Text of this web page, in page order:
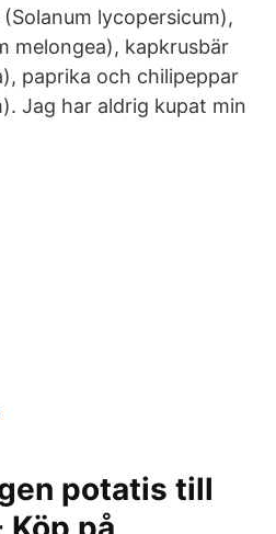
lycopersicum),
melongea), kapkrusbär
paprika och chilipeppar
Jag har aldrig kupat min
potatis till